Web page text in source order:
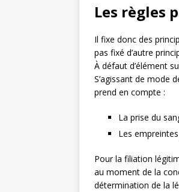
Les règles
Il fixe donc des
pas fixé d’autre
À défaut d’élément
S’agissant de mode
prend en compte :
La prise du
Les
Pour la filiation
au moment de la
détermination de la